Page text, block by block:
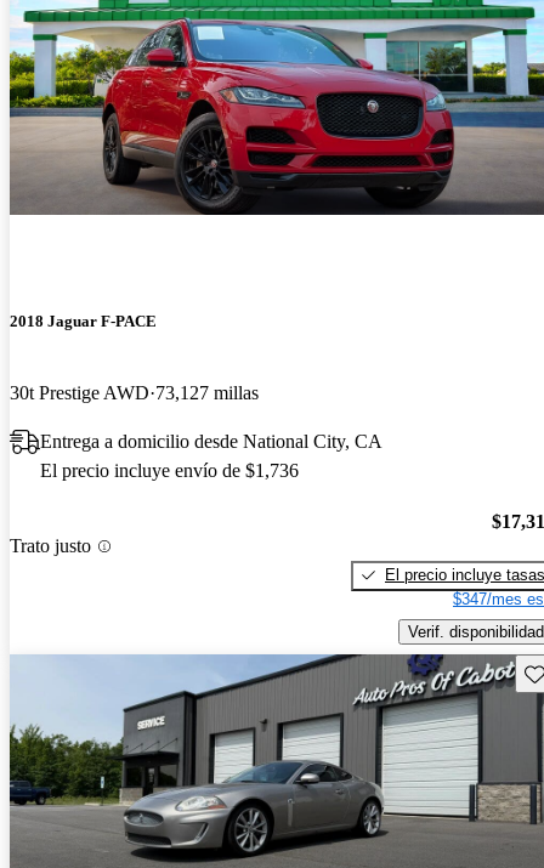
2018 Jaguar F-PACE
30t Prestige AWD 73,127 millas
Entrega a domicilio desde National City, CA
El precio incluye envío de $1,736
Trato justo
El precio incluye tasas
$347/mes
Verif. disponibilidad